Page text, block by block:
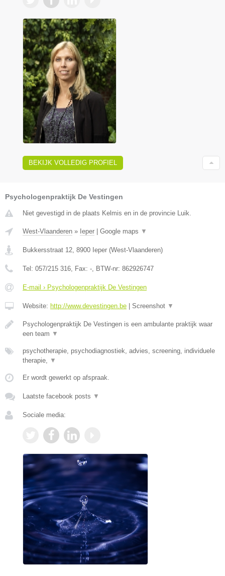
BEKIJK VOLLEDIG PROFIEL
Psychologenpraktijk De Vestingen
Niet gevestigd in de plaats Kelmis en in de provincie Luik.
West-Vlaanderen » Ieper Google maps ▼
Bukkersstraat 12 8900 Ieper (West-Vlaanderen)
Tel: 057/215 316 , Fax: - , BTW-nr: 862926747
E-mail › Psychologenpraktijk De Vestingen
Website: http://www.devestingen.be Screenshot ▼
Psychologenpraktijk De Vestingen is een ambulante praktijk waar
een team ▼
psychotherapie, psychodiagnostiek, advies, screening, individuele
therapie,
▼
Er wordt gewerkt op afspraak.
Laatste facebook posts ▼
Sociale media: